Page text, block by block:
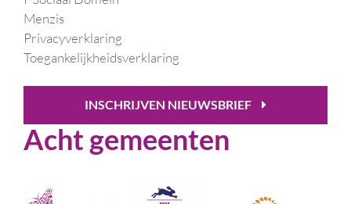
Menzis
Privacyverklaring
Toegankelijkheidsverklaring
INSCHRIJVEN NIEUWSBRIEF
Acht gemeenten